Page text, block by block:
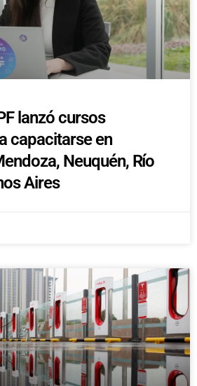
lanzó cursos
capacitarse en
Neuquén, Río
Aires